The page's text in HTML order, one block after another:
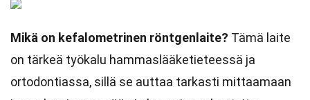
Mikä on kefalometrinen röntgenlaite? Tämä laite
on tärkeä työkalu hammaslääketieteessä ja
ortodontiassa, sillä se auttaa tarkasti mittaamaan